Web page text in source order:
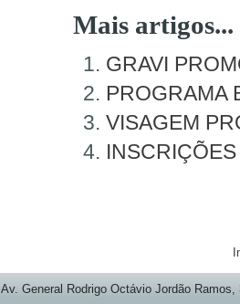
Mais artigos...
GRAVI
PROGRAMA
VISAGEM
Av. General Rodrigo Octávio Jordão